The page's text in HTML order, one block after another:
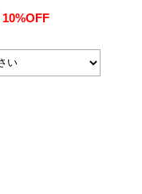
10%OFF